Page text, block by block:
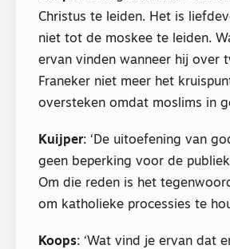
Christus te leiden. Het is
niet tot de moskee te leiden.
ervan vinden wanneer hij over
Franeker niet meer het
oversteken omdat moslims in
Kuijper: ‘De uitoefening van
geen beperking voor de
Om die reden is het
om katholieke processies te
Koops: ‘Wat vind je ervan dat